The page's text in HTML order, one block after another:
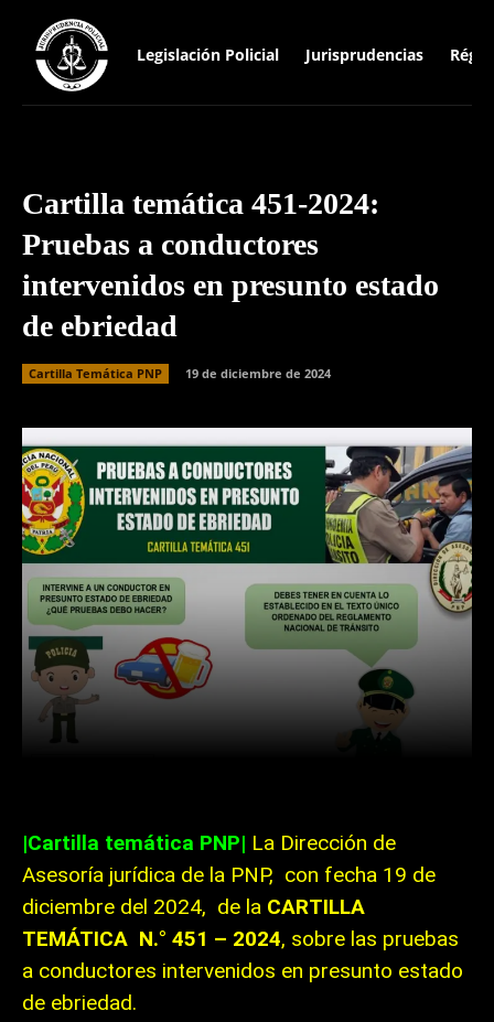
Legislación Policial Jurisprudencias
Cartilla temática 451-2024:
Pruebas a conductores
intervenidos en presunto estado
de ebriedad
Cartilla Temática PNP 19 de diciembre de 2024
WhatsApp
|Cartilla temática PNP| La Dirección de
Asesoría jurídica de la PNP, con fecha 19 de
diciembre del 2024, de la CARTILLA
TEMÁTICA N.° 451 – 2024, sobre las pruebas
a conductores intervenidos en presunto estado
de ebriedad.